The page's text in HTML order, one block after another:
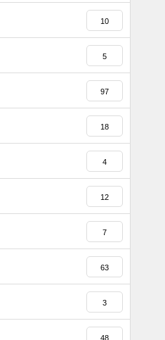
10
5
97
18
4
12
7
63
3
48